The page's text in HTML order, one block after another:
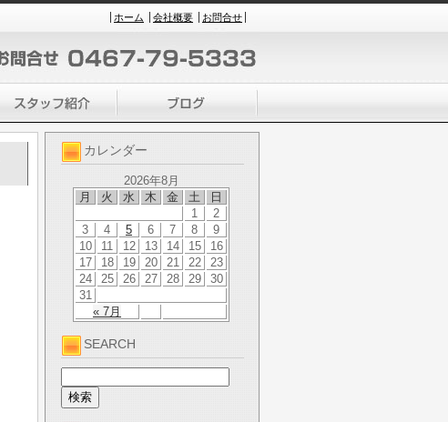
ホーム 会社概要 お問合せ
カレンダー
2026年8月
月
火 水 木 金 土 日
« 7月
1
2
3
4 5 6 7 8
9
10
11 12 13 14 15
16
17
18 19 20 21 22
23
24
25 26 27 28 29
30
31
SEARCH